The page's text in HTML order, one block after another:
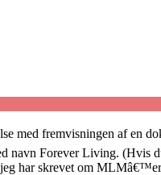
med fremvisningen af en
Forever Living. (Hvis
har skrevet om